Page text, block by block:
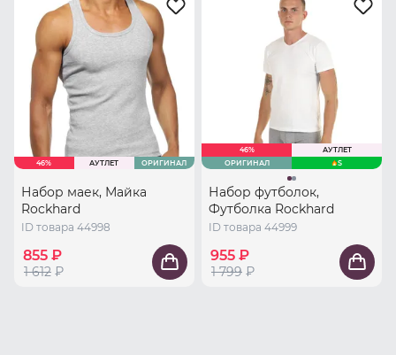
46% АУТЛЕТ ОРИГИНАЛ
Набор маек, Майка
Rockhard
ID товара 44998
855 ₽
1 612 ₽
46%
АУТЛЕТ
ОРИГИНАЛ
S
Набор футболок,
Футболка Rockhard
ID товара 44999
955 ₽
1 799 ₽